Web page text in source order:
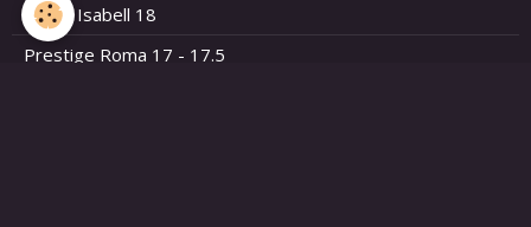
Bates Isabell 18
Prestige Roma 17 - 17.5